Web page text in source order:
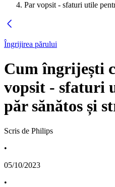
Par vopsit - sfaturi utile
Îngrijirea părului
Cum îngrijești
vopsit - sfaturi
păr sănătos și
Scris de Philips
•
05/10/2023
•